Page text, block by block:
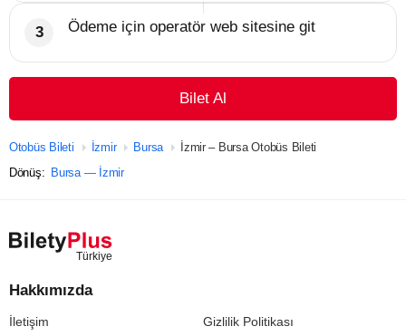
Ödeme için operatör web sitesine git
Bilet Al
Otobüs Bileti İzmir Bursa
İzmir – Bursa Otobüs Bileti
Dönüş: Bursa — İzmir
Hakkımızda
İletişim Gizlilik Politikası